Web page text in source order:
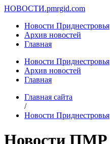
НОВОСТИ.pmrgid.com
Новости Приднестровья
Архив новостей
Главная
Новости Приднестровья
Архив новостей
Главная
Главная сайта
/
Новости Приднестровья
Новости ПМР